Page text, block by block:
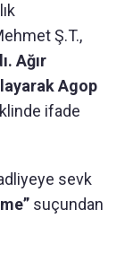
Ş.T.,
Ağır
Agop
ifade
sevk
suçundan